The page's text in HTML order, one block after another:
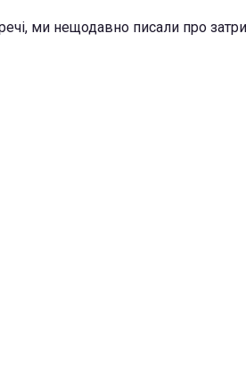
ми нещодавно писали про